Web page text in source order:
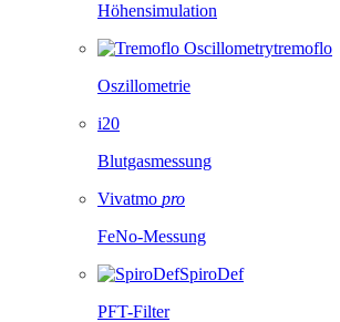
Höhensimulation
tremoflo
Oszillometrie
i20
Blutgasmessung
Vivatmo pro
FeNo-Messung
SpiroDef
PFT-Filter